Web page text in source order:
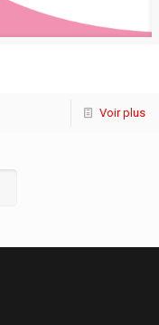
Voir plus